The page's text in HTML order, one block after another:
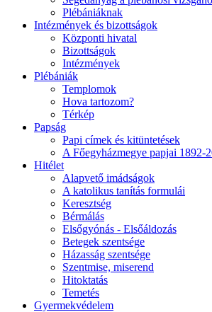
Plébániáknak
Intézmények és bizottságok
Központi hivatal
Bizottságok
Intézmények
Plébániák
Templomok
Hova tartozom?
Térkép
Papság
Papi címek és kitüntetések
A Főegyházmegye papjai 1892-
Hitélet
Alapvető imádságok
A katolikus tanítás formulái
Keresztség
Bérmálás
Elsőgyónás - Elsőáldozás
Betegek szentsége
Házasság szentsége
Szentmise, miserend
Hitoktatás
Temetés
Gyermekvédelem